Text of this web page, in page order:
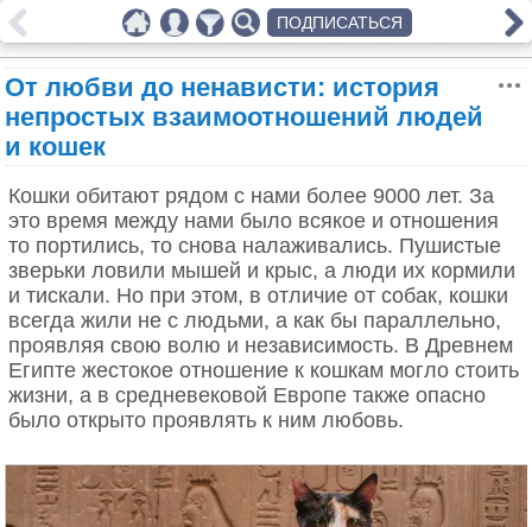
От любви до ненависти: история
непростых взаимоотношений людей
и кошек
Кошки обитают рядом с нами более 9000 лет. За
это время между нами было всякое и отношения
то портились, то снова налаживались. Пушистые
зверьки ловили мышей и крыс, а люди их кормили
и тискали. Но при этом, в отличие от собак, кошки
всегда жили не с людьми, а как бы параллельно,
проявляя свою волю и независимость. В Древнем
Египте жестокое отношение к кошкам могло стоить
жизни, а в средневековой Европе также опасно
было открыто проявлять к ним любовь.
ПОДПИСАТЬСЯ